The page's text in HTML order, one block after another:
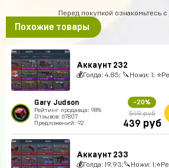
Перед покупкой ознакомьтесь с
Похожие товары
Аккаунт 232
💰Голда: 4.85; 🔪Ножи: 1;
Gary Judson
Рейтинг продавца: 98%
Отзывов: 67807
Предложений: 92
-20%
549 руб
439 руб
Аккаунт 233
💰Голда: 19.93;🔪Ножи: